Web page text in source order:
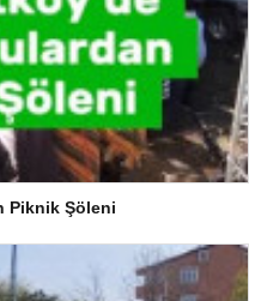
Piknik Şöleni